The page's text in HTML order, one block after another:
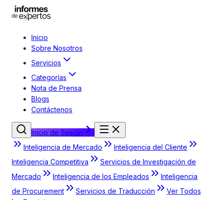
Inicio
Sobre Nosotros
Servicios
Categorías
Nota de Prensa
Blogs
Contáctenos
Inicio de Sesión
Inteligencia de Mercado
Inteligencia del Cliente
Inteligencia Competitiva
Servicios de Investigación de
Mercado
Inteligencia de los Empleados
Inteligencia
de Procurement
Servicios de Traducción
Ver Todos